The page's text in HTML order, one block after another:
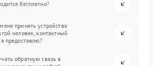
бесплатно?
принять устройство
человек, контактный
предоставлю?
обратную связь в